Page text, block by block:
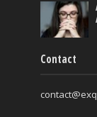
Contact